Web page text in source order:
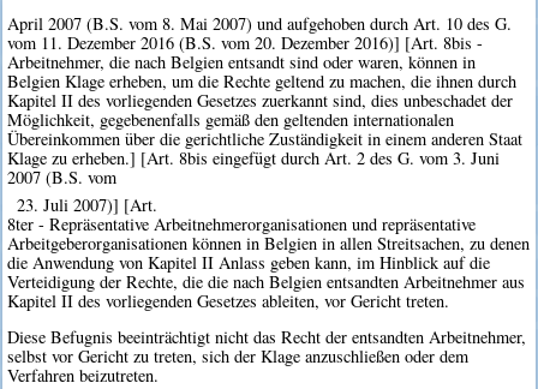
April 2007 (B.S. vom 8. Mai 2007) und aufgehoben durch Art. 10 des G.
vom 11. Dezember 2016 (B.S. vom 20. Dezember 2016)] [Art. 8bis -
Arbeitnehmer, die nach Belgien entsandt sind oder waren, können in
Belgien Klage erheben, um die Rechte geltend zu machen, die ihnen durch
Kapitel II des vorliegenden Gesetzes zuerkannt sind, dies unbeschadet der
Möglichkeit, gegebenenfalls gemäß den geltenden internationalen
Übereinkommen über die gerichtliche Zuständigkeit in einem anderen Staat
Klage zu erheben.] [Art. 8bis eingefügt durch Art. 2 des G. vom 3. Juni
2007 (B.S. vom
23. Juli 2007)] [Art.
8ter - Repräsentative Arbeitnehmerorganisationen und repräsentative
Arbeitgeberorganisationen können in Belgien in allen Streitsachen, zu denen
die Anwendung von Kapitel II Anlass geben kann, im Hinblick auf die
Verteidigung der Rechte, die die nach Belgien entsandten Arbeitnehmer aus
Kapitel II des vorliegenden Gesetzes ableiten, vor Gericht treten.
Diese Befugnis beeinträchtigt nicht das Recht der entsandten Arbeitnehmer,
selbst vor Gericht zu treten, sich der Klage anzuschließen oder dem
Verfahren beizutreten.